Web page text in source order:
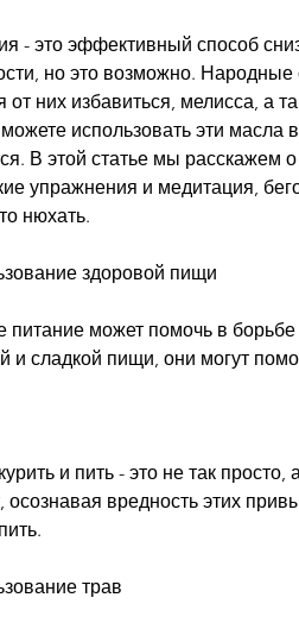
- это эффективный способ
но это возможно. Народные
от них избавиться, мелисса, а
использовать эти масла
В этой статье мы расскажем
упражнения и медитация,
нюхать.
здоровой пищи
питание может помочь в борьбе
и сладкой пищи, они могут
и пить - это не так
осознавая вредность этих
трав